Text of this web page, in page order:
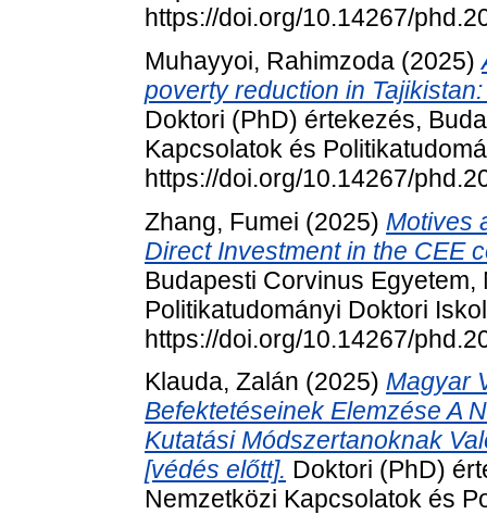
https://doi.org/10.14267/
Muhayyoi, Rahimzoda (2025)
poverty reduction in
Doktori (PhD) értekezés,
Kapcsolatok és
https://doi.org/10.14267/
Zhang, Fumei (2025) Motives
Direct Investment in the CEE
Budapesti Corvinus
Politikatudományi Doktori
https://doi.org/10.14267/
Klauda, Zalán (2025) Magyar
Befektetéseinek Elemzése A
Kutatási Módszertanoknak
[védés előtt]. Doktori (PhD)
Nemzetközi Kapcsolatok és